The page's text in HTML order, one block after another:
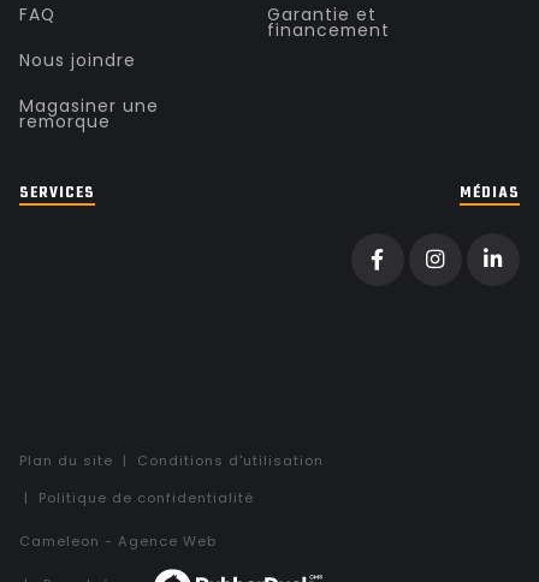
FAQ
Nous joindre
Magasiner une
remorque
Garantie et
financement
SERVICES MÉDIAS
Plan du site
Conditions d'utilisation
Politique de confidentialité
Cameleon - Agence Web